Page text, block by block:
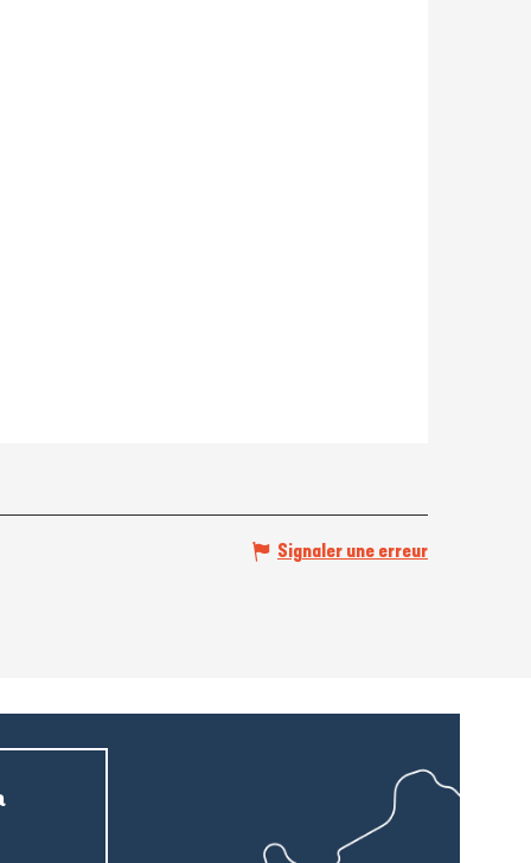
Signaler une erreur